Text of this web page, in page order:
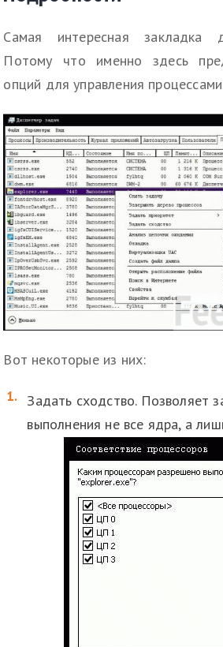
Самая интересная закладка
Потому что именно здесь
опций для управления
Вот некоторые из них:
Задать сходство. Позволяет
выполнения не все ядра, а